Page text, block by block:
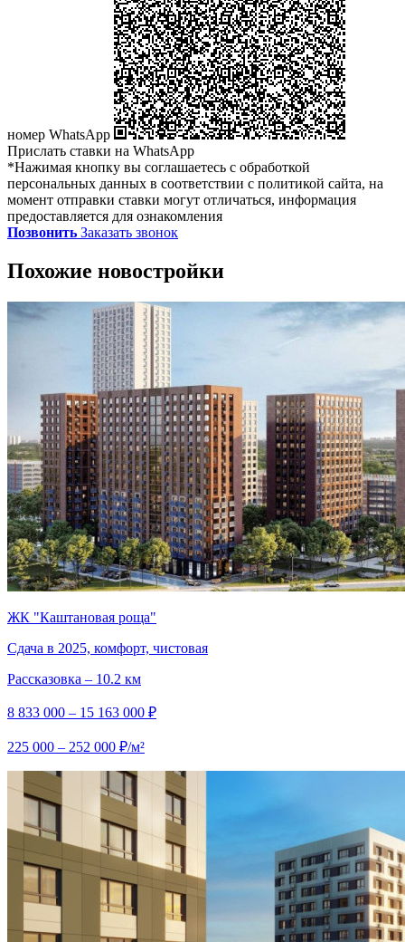
номер WhatsApp
Прислать ставки на WhatsApp
*Нажимая кнопку вы соглашаетесь с обработкой
персональных данных в соответствии с политикой сайта, на
момент отправки ставки могут отличаться, информация
предоставляется для ознакомления
Позвонить Заказать звонок
Похожие новостройки
ЖК "Каштановая роща"
Сдача в 2025, комфорт, чистовая
Рассказовка – 10.2 км
8 833 000 – 15 163 000 ₽
225 000 – 252 000 ₽/м²